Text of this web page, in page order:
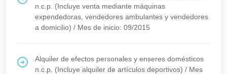
n.c.p. (Incluye venta mediante máquinas
expendedoras, vendedores ambulantes y vendedores
a domicilio) / Mes de inicio: 09/2015
Alquiler de efectos personales y enseres domésticos
n.c.p. (Incluye alquiler de artículos deportivos) / Mes